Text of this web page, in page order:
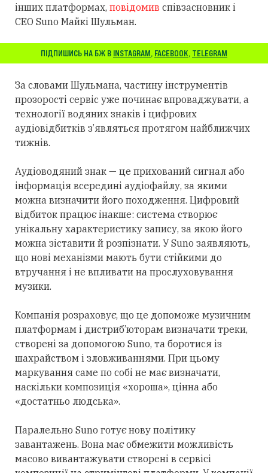
інших платформах, повідомив співзасновник і
CEO Suno Майкі Шульман.
ПІДПИШИСЬ НА БЖ В INSTAGRAM, FACEBOOK, TELEGRAM
За словами Шульмана, частину інструментів
прозорості сервіс уже починає впроваджувати, а
технології водяних знаків і цифрових
аудіовідбитків з’являться протягом найближчих
тижнів.
Аудіоводяний знак — це прихований сигнал або
інформація всередині аудіофайлу, за якими
можна визначити його походження. Цифровий
відбиток працює інакше: система створює
унікальну характеристику запису, за якою його
можна зіставити й розпізнати. У Suno заявляють,
що нові механізми мають бути стійкими до
втручання і не впливати на прослуховування
музики.
Компанія розраховує, що це допоможе музичним
платформам і дистриб’юторам визначати треки,
створені за допомогою Suno, та боротися із
шахрайством і зловживаннями. При цьому
маркування саме по собі не має визначати,
наскільки композиція «хороша», цінна або
«достатньо людська».
Паралельно Suno готує нову політику
завантажень. Вона має обмежити можливість
масово вивантажувати створені в сервісі